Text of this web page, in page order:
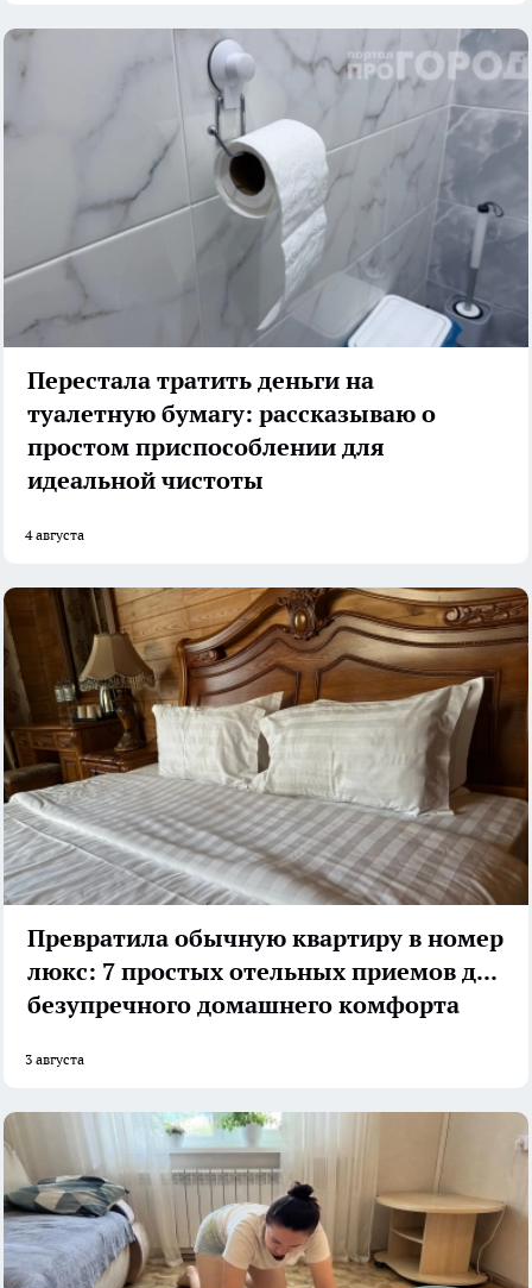
Перестала тратить деньги на
туалетную бумагу: рассказываю о
простом приспособлении для
идеальной чистоты
4 августа
Превратила обычную квартиру в номер
люкс: 7 простых отельных приемов для
безупречного домашнего комфорта
3 августа